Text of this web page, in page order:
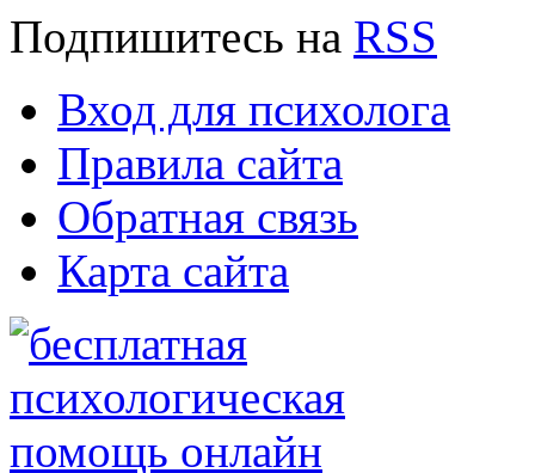
Подпишитесь на RSS
Вход для психолога
Правила сайта
Обратная связь
Карта сайта